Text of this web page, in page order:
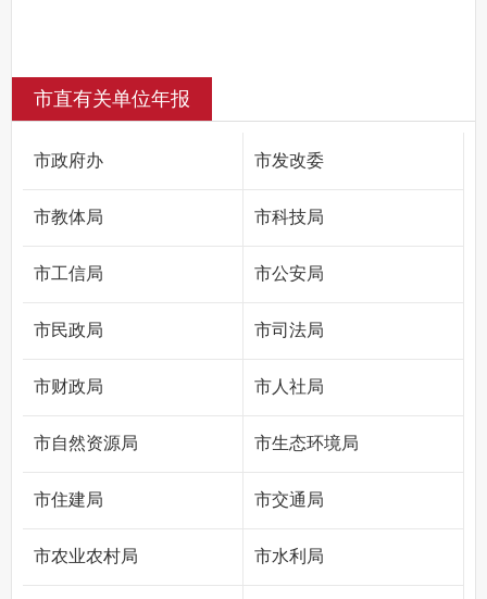
市直有关单位年报
市政府办 市发改委
市教体局 市科技局
市工信局 市公安局
市民政局 市司法局
市财政局 市人社局
市自然资源局 市生态环境局
市住建局 市交通局
市农业农村局 市水利局